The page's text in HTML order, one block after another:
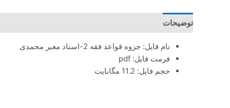
توضیحات
نام فایل: جزوه قواعد فقه 2-استاد معیر محمدی
فرمت فایل: pdf
حجم فایل: 11.2 مگابایت